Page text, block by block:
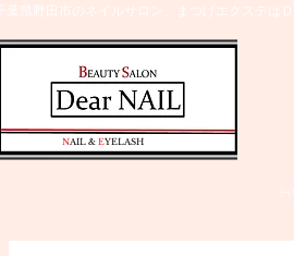
千葉県野田市のネイルサロン、まつげエクステは
​NAIL & EYELASH